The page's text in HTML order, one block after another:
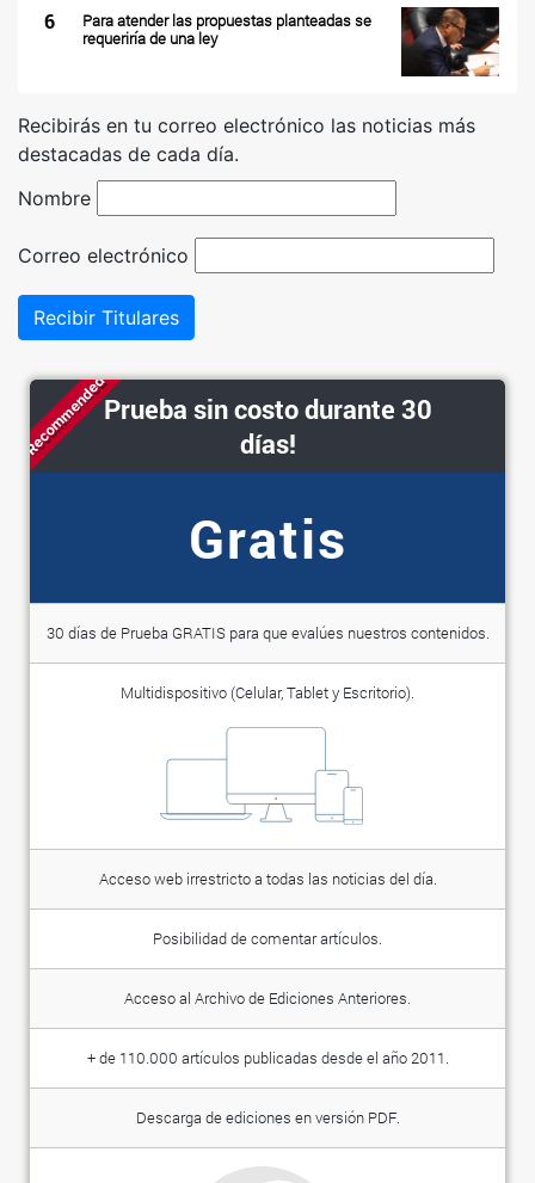
6
Para atender las propuestas planteadas se
requeriría de una ley
Recibirás en tu correo electrónico las noticias más
destacadas de cada día.
Nombre
Correo electrónico
Recibir Titulares
RecommendedPrueba sin costo durante 30
días!
Gratis
30 días de Prueba GRATIS para que evalúes nuestros contenidos.
Multidispositivo (Celular, Tablet y Escritorio).
Acceso web irrestricto a todas las noticias del día.
Posibilidad de comentar artículos.
Acceso al Archivo de Ediciones Anteriores.
+ de 110.000 artículos publicadas desde el año 2011.
Descarga de ediciones en versión PDF.